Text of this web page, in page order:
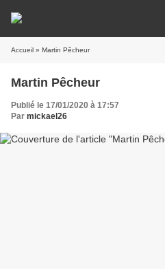
Accueil » Martin Pêcheur
Martin Pêcheur
Publié le 17/01/2020 à 17:57
Par mickael26